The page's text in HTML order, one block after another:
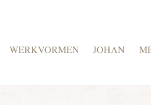
WERKVORMEN JOHAN